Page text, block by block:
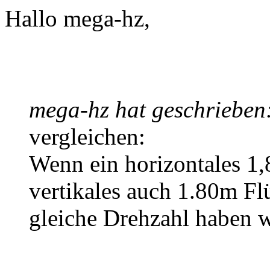
Hallo mega-hz,
mega-hz hat
vergleichen:
Wenn ein horizontales
vertikales auch 1.80m
gleiche Drehzahl haben